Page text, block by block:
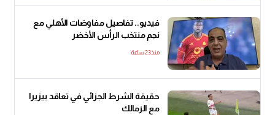
فيديو.. تفاصيل مفاوضات الأهلي مع
نجم منتخب الرأس الأخضر
منذ23 ساعة
حقيقة الشرط الجزائي في تعاقد بيزيرا
مع الزمالك